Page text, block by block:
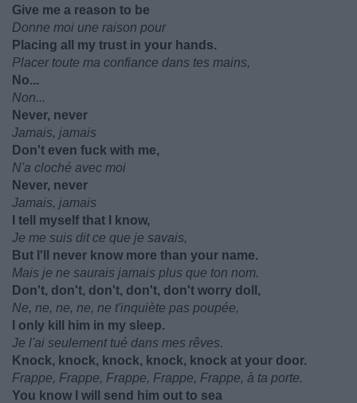
Give me a reason to be
Donne moi une raison pour
Placing all my trust in your hands.
Placer toute ma confiance dans tes mains,
No...
Non...
Never, never
Jamais, jamais
Don't even fuck with me,
N'a cloché avec moi
Never, never
Jamais, jamais
I tell myself that I know,
Je me suis dit ce que je savais,
But I'll never know more than your name.
Mais je ne saurais jamais plus que ton nom.
Don't, don't, don't, don't, don't worry doll,
Ne, ne, ne, ne, ne t'inquiète pas poupée,
I only kill him in my sleep.
Je l'ai seulement tué dans mes rêves.
Knock, knock, knock, knock, knock at your door.
Frappe, Frappe, Frappe, Frappe, Frappe, à ta porte.
You know I will send him out to sea